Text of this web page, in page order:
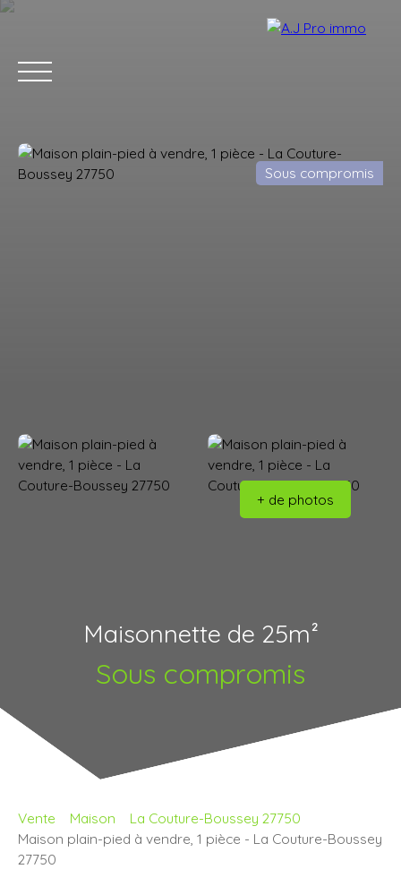
Sous compromis
+ de photos
Maisonnette de 25m²
Sous compromis
Vente Maison
La Couture-Boussey 27750
Maison plain-pied à vendre, 1 pièce - La Couture-Boussey
27750